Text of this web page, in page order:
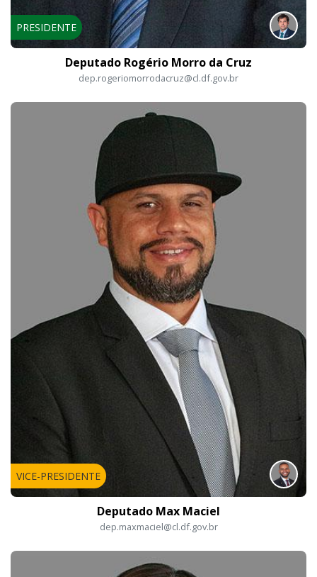
PRESIDENTE
Deputado Rogério Morro da Cruz
dep.rogeriomorrodacruz@cl.df.gov.br
VICE-PRESIDENTE
Deputado Max Maciel
dep.maxmaciel@cl.df.gov.br